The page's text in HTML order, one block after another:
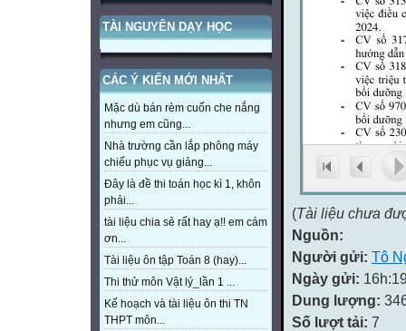
TÀI NGUYÊN DẠY HỌC
CÁC Ý KIẾN MỚI NHẤT
Mặc dù bán rèm cuốn che nắng
nhưng em cũng...
Nhà trường cần lắp phông máy
chiếu phục vụ giảng...
Đây là đề thi toán học kì 1, khôn
phải...
tài liệu chia sẻ rất hay ạ!! em cám
ơn...
Tài liệu ôn tập Toán 8 (hay)...
Thi thử môn Vật lý_lần 1 ...
Kế hoạch và tài liệu ôn thi TN
THPT môn...
(Tài liệu chưa
Nguồn:
Người gửi: Tô
Ngày gửi:
Dung lượng:
Số lượt tải: 7